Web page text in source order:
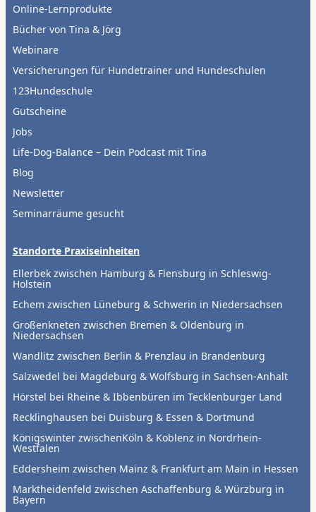
Online-Lernprodukte
Bücher von Tina & Jörg
Webinare
Versicherungen für Hundetrainer und Hundeschulen
123Hundeschule
Gutscheine
Jobs
Life-Dog-Balance – Dein Podcast mit Tina
Blog
Newsletter
Seminarräume gesucht
Standorte Praxiseinheiten
Ellerbek zwischen Hamburg & Flensburg in Schleswig-
Holstein
Echem zwischen Lüneburg & Schwerin in Niedersachsen
Großenkneten zwischen Bremen & Oldenburg in
Niedersachsen
Wandlitz zwischen Berlin & Prenzlau in Brandenburg
Salzwedel bei Magdeburg & Wolfsburg in Sachsen-Anhalt
Hörstel bei Rheine & Ibbenbüren im Tecklenburger Land
Recklinghausen bei Duisburg & Essen & Dortmund
Königswinter zwischenKöln & Koblenz in Nordrhein-
Westfalen
Eddersheim zwischen Mainz & Frankfurt am Main in Hessen
Marktheidenfeld zwischen Aschaffenburg & Würzburg in
Bayern